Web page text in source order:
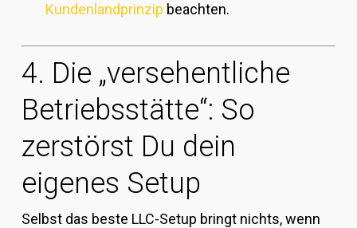
Kundenlandprinzip beachten.
4. Die „versehentliche
Betriebsstätte“: So
zerstörst Du dein
eigenes Setup
Selbst das beste LLC-Setup bringt nichts, wenn